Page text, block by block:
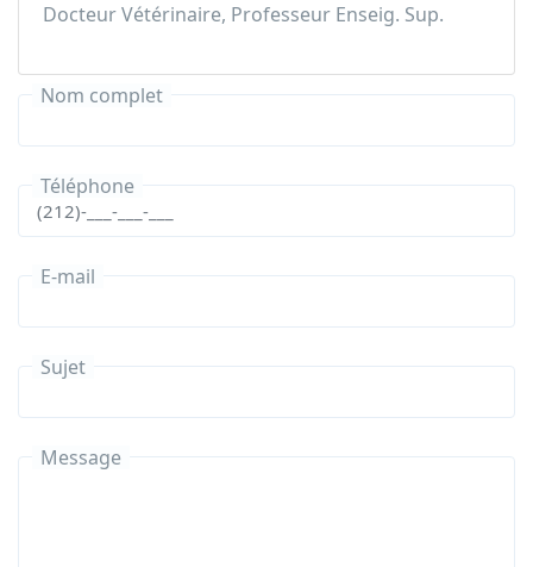
Docteur Vétérinaire, Professeur Enseig. Sup.
Nom complet
Téléphone
E-mail
Sujet
Message